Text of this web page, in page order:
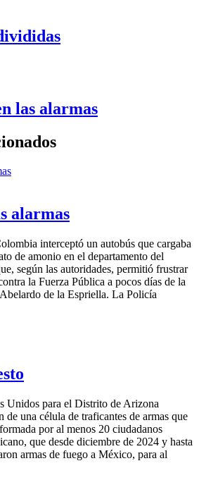
las alarmas
alarmas
interceptó un autobús que cargaba
de amonio en el departamento del
según las autoridades, permitió frustrar
la Fuerza Pública a pocos días de la
de la Espriella. La Policía
Unidos para el Distrito de Arizona
de una célula de traficantes de armas que
por al menos 20 ciudadanos
que desde diciembre de 2024 y hasta
armas de fuego a México, para al